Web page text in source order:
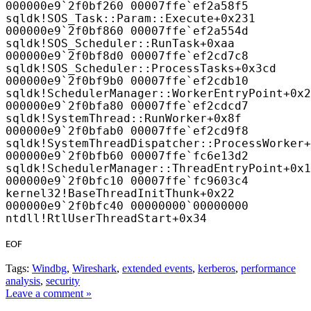
000000e9`2f0bf260 00007ffe`ef2a58f5
sqldk!SOS_Task::Param::Execute+0x231
000000e9`2f0bf860 00007ffe`ef2a554d
sqldk!SOS_Scheduler::RunTask+0xaa
000000e9`2f0bf8d0 00007ffe`ef2cd7c8
sqldk!SOS_Scheduler::ProcessTasks+0x3cd
000000e9`2f0bf9b0 00007ffe`ef2cdb10
000000e9`2f0bfa80 00007ffe`ef2cdcd7
sqldk!SystemThread::RunWorker+0x8f
000000e9`2f0bfab0 00007ffe`ef2cd9f8
000000e9`2f0bfb60 00007ffe`fc6e13d2
000000e9`2f0bfc10 00007ffe`fc9603c4
kernel32!BaseThreadInitThunk+0x22
000000e9`2f0bfc40 00000000`00000000
ntdll!RtlUserThreadStart+0x34
EOF
Tags: Windbg, Wireshark, extended events, kerberos, performance
analysis, security
Leave a comment »